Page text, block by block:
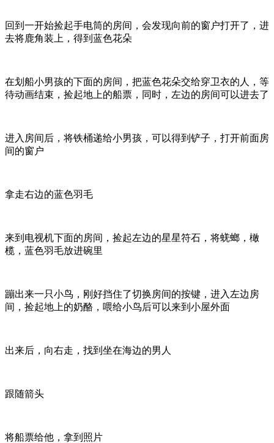
回到一开始捡起手电筒的房间，会发现向前的窗户打开了，进
去将鹿角装上，得到蓝色花朵
在划船小男孩的下面的房间，把蓝色花朵交给穿卫衣的人，等
待动画结束，捡起地上的船票，同时，左边的房间可以进去了
进入房间后，将铁桶递给小男孩，可以得到铲子，打开前面房
间的窗户
拿走右边的蓝色羽毛
来到电视机下面的房间，捡起左边的星星符石，将蜣螂，橄
榄，蓝色羽毛放进碗里
蹦出来一只小鸟，刚好挡住了切换房间的按键，进入左边房
间，捡起地上的奶酪，喂给小鸟后可以来到小屋外面
出来后，向右走，找到坐在海边的男人
跟随箭头
将船票给他，拿到照片